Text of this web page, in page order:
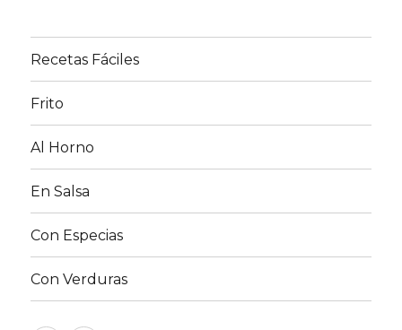
Recetas Fáciles
Frito
Al Horno
En Salsa
Con Especias
Con Verduras